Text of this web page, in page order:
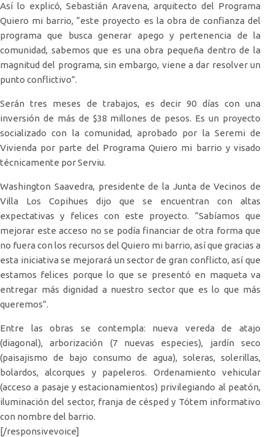
Así lo explicó, Sebastián Aravena, arquitecto del Programa
Quiero mi barrio, “este proyecto es la obra de confianza del
programa que busca generar apego y pertenencia de la
comunidad, sabemos que es una obra pequeña dentro de la
magnitud del programa, sin embargo, viene a dar resolver un
punto conflictivo”.
Serán tres meses de trabajos, es decir 90 días con una
inversión de más de $38 millones de pesos. Es un proyecto
socializado con la comunidad, aprobado por la Seremi de
Vivienda por parte del Programa Quiero mi barrio y visado
técnicamente por Serviu.
Washington Saavedra, presidente de la Junta de Vecinos de
Villa Los Copihues dijo que se encuentran con altas
expectativas y felices con este proyecto. “Sabíamos que
mejorar este acceso no se podía financiar de otra forma que
no fuera con los recursos del Quiero mi barrio, así que gracias a
esta iniciativa se mejorará un sector de gran conflicto, así que
estamos felices porque lo que se presentó en maqueta va
entregar más dignidad a nuestro sector que es lo que más
queremos”.
Entre las obras se contempla: nueva vereda de atajo
(diagonal), arborización (7 nuevas especies), jardín seco
(paisajismo de bajo consumo de agua), soleras, solerillas,
bolardos, alcorques y papeleros. Ordenamiento vehicular
(acceso a pasaje y estacionamientos) privilegiando al peatón,
iluminación del sector, franja de césped y Tótem informativo
con nombre del barrio.
[/responsivevoice]